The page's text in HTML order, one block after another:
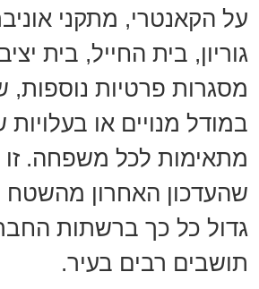
על הקאנטרי, מתקני
גוריון, בית החייל, בית
מסגרות פרטיות נוספות,
במודל מנויים או
מתאימות לכל משפחה.
שהעדכון האחרון מהשטח
גדול כל כך ברשתות
תושבים רבים בעיר.